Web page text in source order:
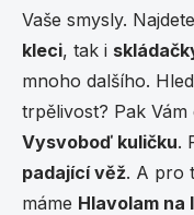
Vaše smysly.
kleci, tak i
mnoho dalšího.
trpělivost? Pak
Vysvoboď kuličku.
padající věž. A pro
máme Hlavolam na